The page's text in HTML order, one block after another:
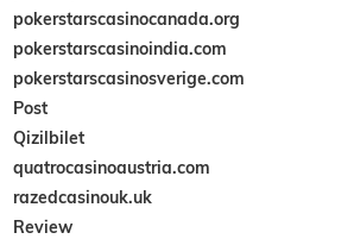
pokerstarscasinocanada.org
pokerstarscasinoindia.com
pokerstarscasinosverige.com
Post
Qizilbilet
quatrocasinoaustria.com
razedcasinouk.uk
Review